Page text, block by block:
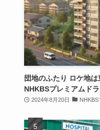
団地のふたり ロケ地
NHKBSプレミアムド
2024年8月20日